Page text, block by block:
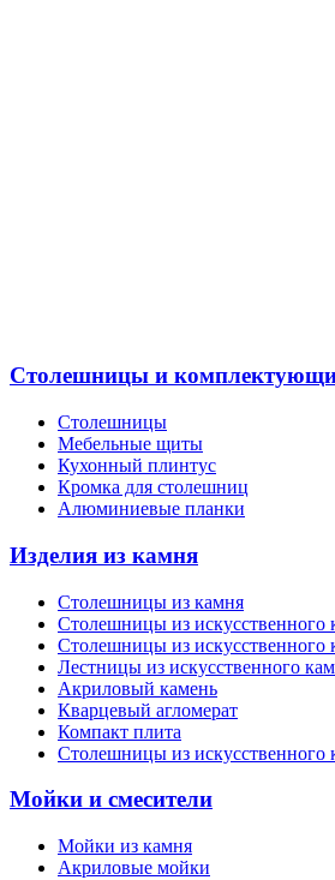
Столешницы и
Столешницы
Мебельные щиты
Кухонный плинтус
Кромка для столешниц
Алюминиевые планки
Изделия из камня
Столешницы из камня
Cтолешницы из искусственного
Cтолешницы из искусственного
Лестницы из искусственного
Акриловый камень
Кварцевый агломерат
Компакт плита
Столешницы из искусственного
Мойки и смесители
Мойки из камня
Акриловые мойки